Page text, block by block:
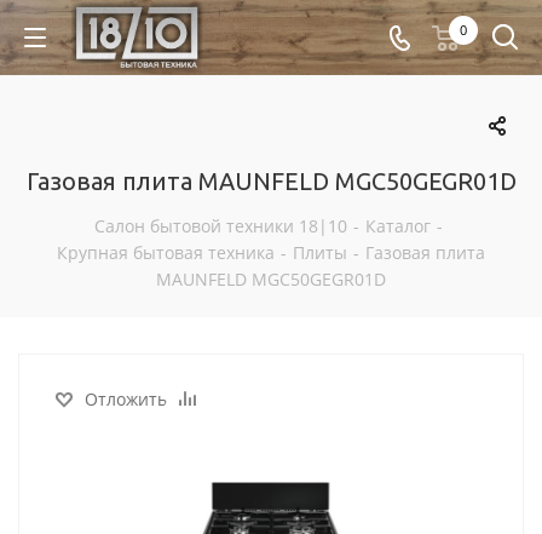
0
Газовая плита MAUNFELD MGC50GEGR01D
Салон бытовой техники 18|10 - Каталог -
Крупная бытовая техника - Плиты - Газовая плита
MAUNFELD MGC50GEGR01D
Отложить